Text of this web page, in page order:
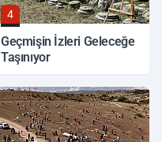
4
Geçmişin İzleri Geleceğe
Taşınıyor